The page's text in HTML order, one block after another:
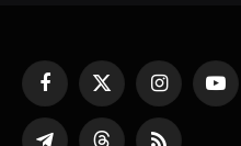
Facebook
X
(Twitter)
Instagram